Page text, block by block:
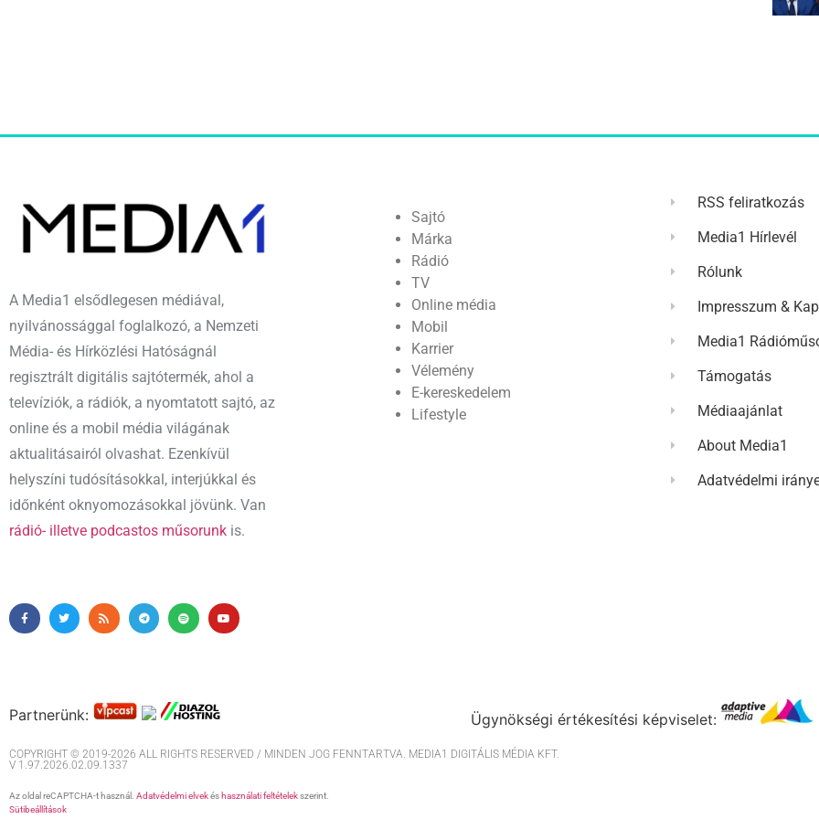
A Media1 elsődlegesen médiával,
nyilvánossággal foglalkozó, a Nemzeti
Média- és Hírközlési Hatóságnál
regisztrált digitális sajtótermék, ahol a
televíziók, a rádiók, a nyomtatott sajtó, az
online és a mobil média világának
aktualitásairól olvashat. Ezenkívül
helyszíni tudósításokkal, interjúkkal és
időnként oknyomozásokkal jövünk. Van
rádió- illetve podcastos műsorunk is.
Sajtó
Márka
Rádió
TV
Online média
Mobil
Karrier
Vélemény
E-kereskedelem
Lifestyle
RSS feliratkozás
Media1 Hírlevél
Rólunk
Impresszum &
Media1
Támogatás
Médiaajánlat
About Media1
Adatvédelmi
Partnerünk: Ügynökségi értékesítési képviselet:
COPYRIGHT © 2019-2026 ALL RIGHTS RESERVED / MINDEN JOG FENNTARTVA. MEDIA1 DIGITÁLIS MÉDIA KFT.
V 1.97.2026.02.09.1337
Az oldal reCAPTCHA-t használ. Adatvédelmi elvekés használati feltételekszerint.
Sütibeállítások